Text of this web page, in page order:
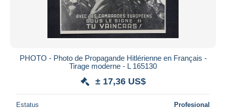
PHOTO - Photo de Propagande Hitlérienne en Français -
Tirage moderne - L 165130
± 17,36 US$
Estatus Profesional